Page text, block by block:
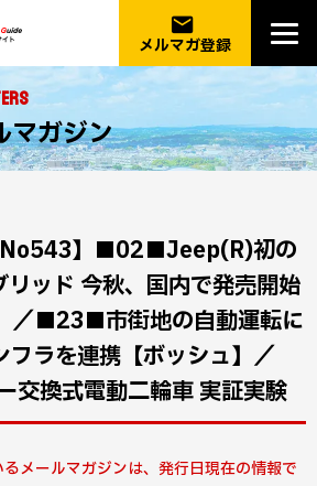
email
メルマガ登録
マガジン
No543】■02■Jeep(R)初の
リッド 今秋、国内で発売開始
／■23■市街地の自動運転に
フラを連携【ボッシュ】／
換式電動二輪車 実証実験
メールマガジンは、発行日現在の情報で